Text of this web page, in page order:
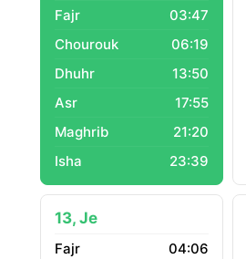
03:47
06:19
13:50
17:55
21:20
23:39
13, Je
04:06